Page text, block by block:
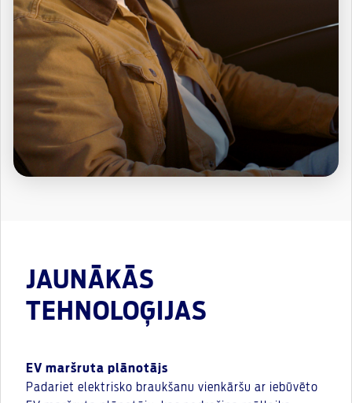
JAUNĀKĀS
TEHNOLOĢIJAS
EV maršruta plānotājs
Padariet elektrisko braukšanu vienkāršu ar iebūvēto